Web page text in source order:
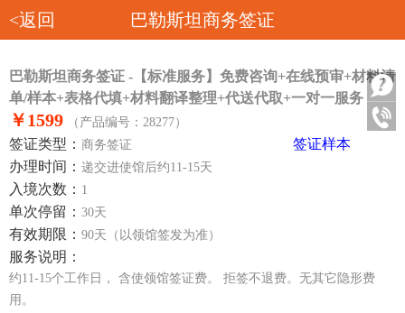
巴勒斯坦商务签证
<返回
巴勒斯坦商务签证 -【标准服务】免费咨询+在线预审+材料清
单/样本+表格代填+材料翻译整理+代送代取+一对一服务
￥1599 （产品编号：28277）
签证类型： 商务签证
签证样本
办理时间： 递交进使馆后约11-15天
入境次数： 1
单次停留： 30天
有效期限： 90天（以领馆签发为准）
服务说明：
约11-15个工作日， 含使领馆签证费。 拒签不退费。无其它隐形费
用。